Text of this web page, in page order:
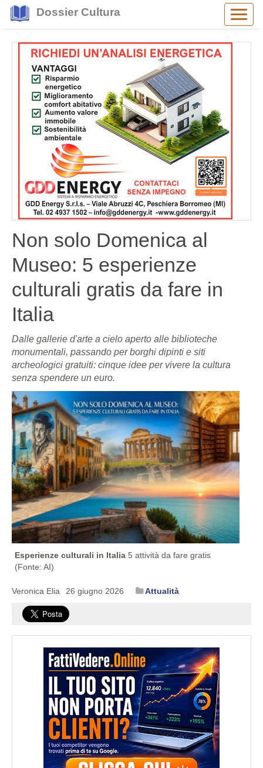
Dossier Cultura
Non solo Domenica al
Museo: 5 esperienze
culturali gratis da fare in
Italia
Dalle gallerie d'arte a cielo aperto alle biblioteche
monumentali, passando per borghi dipinti e siti
archeologici gratuiti: cinque idee per vivere la cultura
senza spendere un euro.
Esperienze culturali in Italia 5 attività da fare gratis
(Fonte: AI)
Veronica Elia 26 giugno 2026 Attualità